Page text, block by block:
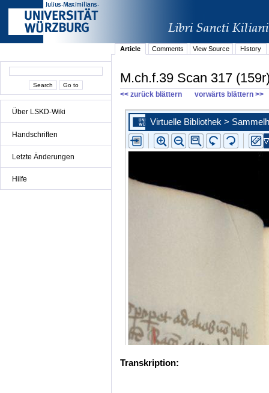
Über LSKD-Wiki
Handschriften
Letzte Änderungen
Hilfe
Article Comments View Source History
M.ch.f.39 Scan 317
<< zurück blättern vorwärts blättern >>
Transkription: